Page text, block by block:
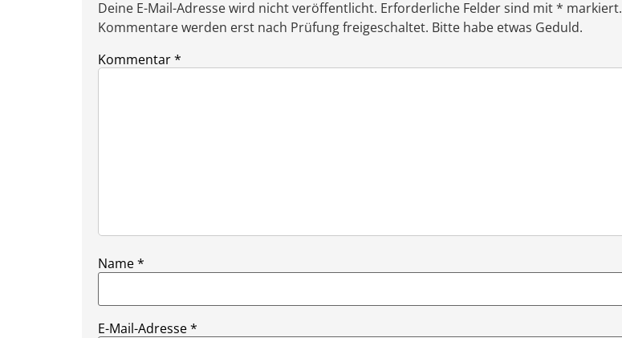
Deine E-Mail-Adresse wird nicht veröffentlicht. Erforderliche Felder sind mit * markiert.
Kommentare werden erst nach Prüfung freigeschaltet. Bitte habe etwas Geduld.
Kommentar*
Name*
E-Mail-Adresse*